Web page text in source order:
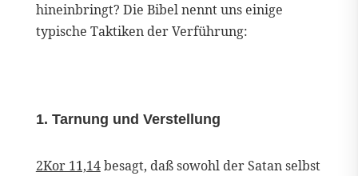
hineinbringt? Die Bibel nennt uns einige
typische Taktiken der Verführung:
1. Tarnung und Verstellung
2Kor 11,14besagt, daß sowohl der Satan selbst